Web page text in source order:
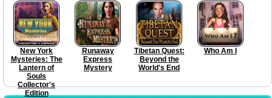
New York
Mysteries: The
Lantern of
Souls
Collector's
Edition
Runaway
Express
Mystery
Tibetan Quest:
Beyond the
World's End
Who Am I